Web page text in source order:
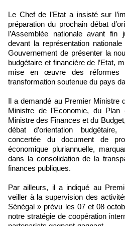
Le Chef de l’Etat a insisté sur
préparation du prochain débat
l’Assemblée nationale avant fin
devant la représentation
Gouvernement de présenter la
budgétaire et financière de l’Etat,
mise en œuvre des réformes
transformation soutenue du pays
Il a demandé au Premier Ministre
Ministre de l’Economie, du
Ministre des Finances et du
débat d’orientation
concertée du document de
économique pluriannuelle,
dans la consolidation de la
finances publiques.
Par ailleurs, il a indiqué au
veiller à la supervision des
Sénégal » prévu les 07 et 08
notre stratégie de coopération